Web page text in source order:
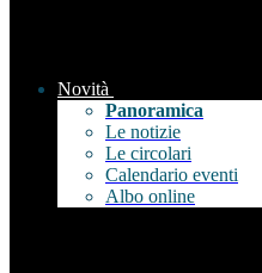
Novità
Panoramica
Le notizie
Le circolari
Calendario eventi
Albo online